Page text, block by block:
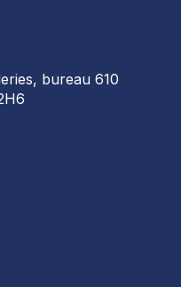
bureau 610